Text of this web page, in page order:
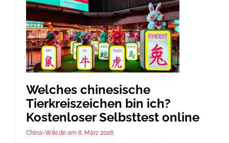
Welches chinesische
Tierkreiszeichen bin ich?
Kostenloser Selbsttest online
China-Wiki.de 8. März 2026